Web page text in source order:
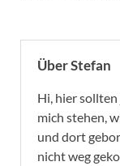
Über Stefan
Hi, hier
mich stehen,
und dort
nicht weg